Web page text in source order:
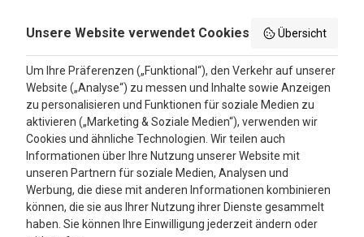
Bewertungen
4.3
Google Reviews
Unsere Website verwendet Cookies Übersicht
Um Ihre Präferenzen („Funktional“), den Verkehr auf unserer
Website („Analyse“) zu messen und Inhalte sowie Anzeigen
zu personalisieren und Funktionen für soziale Medien zu
aktivieren („Marketing & Soziale Medien“), verwenden wir
Cookies und ähnliche Technologien. Wir teilen auch
Informationen über Ihre Nutzung unserer Website mit
unseren Partnern für soziale Medien, Analysen und
Werbung, die diese mit anderen Informationen kombinieren
können, die sie aus Ihrer Nutzung ihrer Dienste gesammelt
haben. Sie können Ihre Einwilligung jederzeit ändern oder